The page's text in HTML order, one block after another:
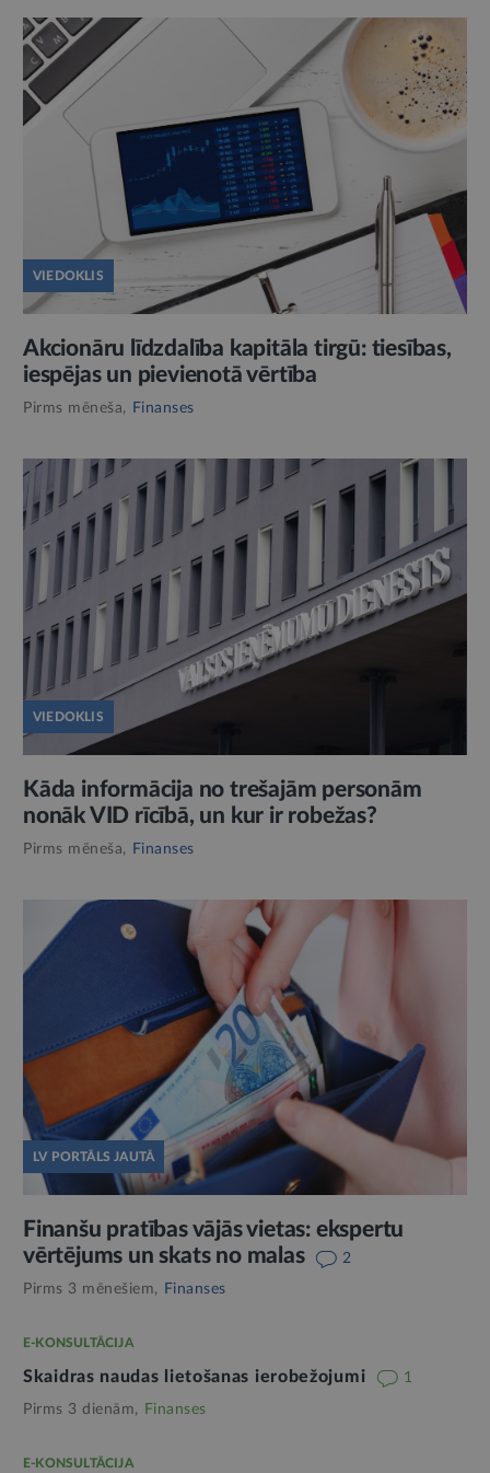
VIEDOKLIS
Akcionāru līdzdalība kapitāla tirgū: tiesības,
iespējas un pievienotā vērtība
Pirms mēneša, Finanses
VIEDOKLIS
Kāda informācija no trešajām personām
nonāk VID rīcībā, un kur ir robežas?
Pirms mēneša, Finanses
LV PORTĀLS JAUTĀ
Finanšu pratības vājās vietas: ekspertu
vērtējums un skats no malas
2
Pirms 3 mēnešiem, Finanses
E-KONSULTĀCIJA
Skaidras naudas lietošanas ierobežojumi 1
Pirms 3 dienām, Finanses
E-KONSULTĀCIJA